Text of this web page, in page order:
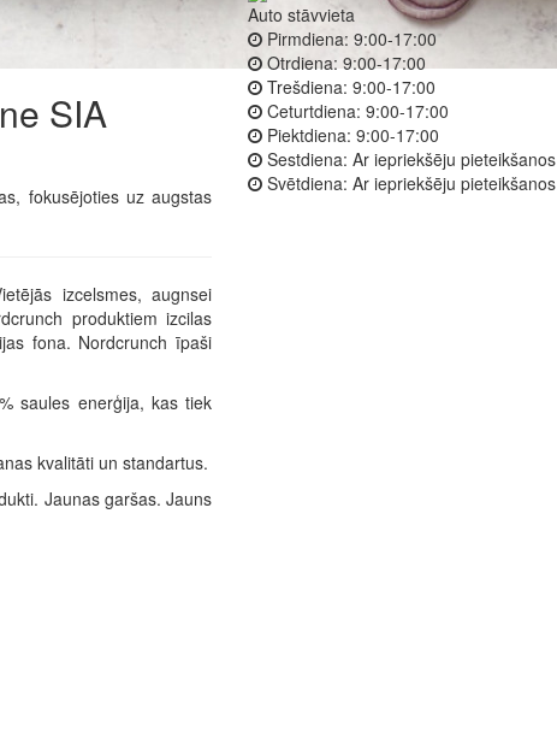
SIA
fokusējoties uz augstas
izcelsmes, augnsei
produktiem izcilas
fona. Nordcrunch īpaši
saules enerģija, kas tiek
kvalitāti un standartus.
Jaunas garšas. Jauns
Auto stāvvieta
Pirmdiena: 9:00-17:00
Otrdiena: 9:00-17:00
Trešdiena: 9:00-17:00
Ceturtdiena: 9:00-17:00
Piektdiena: 9:00-17:00
Sestdiena: Ar iepriekšēju pieteikšanos
Svētdiena: Ar iepriekšēju pieteikšanos